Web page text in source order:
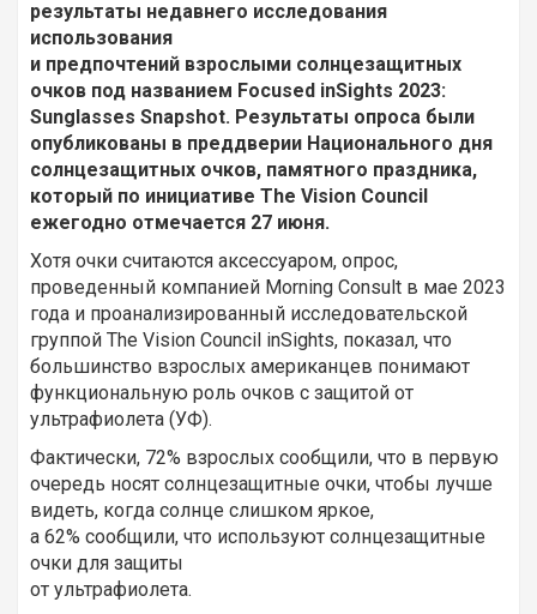
результаты недавнего исследования
использования
и предпочтений взрослыми солнцезащитных
очков под названием Focused inSights 2023:
Sunglasses Snapshot. Результаты опроса были
опубликованы в преддверии Национального дня
солнцезащитных очков, памятного праздника,
который по инициативе The Vision Council
ежегодно отмечается 27 июня.
Хотя очки считаются аксессуаром, опрос,
проведенный компанией Morning Consult в мае 2023
года и проанализированный исследовательской
группой The Vision Council inSights, показал, что
большинство взрослых американцев понимают
функциональную роль очков с защитой от
ультрафиолета (УФ).
Фактически, 72% взрослых сообщили, что в первую
очередь носят солнцезащитные очки, чтобы лучше
видеть, когда солнце слишком яркое,
а 62% сообщили, что используют солнцезащитные
очки для защиты
от ультрафиолета.